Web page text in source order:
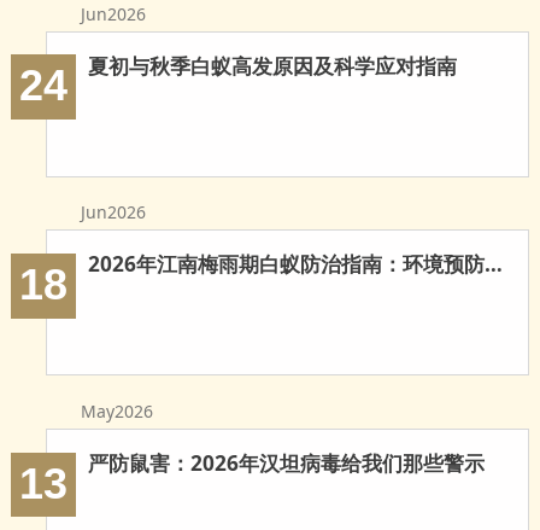
Jun2026
24 夏初与秋季白蚁高发原因及科学应对指南
Jun2026
18 2026年江南梅雨期白蚁防治指南：环境预防与科学灭治
May2026
13 严防鼠害：2026年汉坦病毒给我们那些警示